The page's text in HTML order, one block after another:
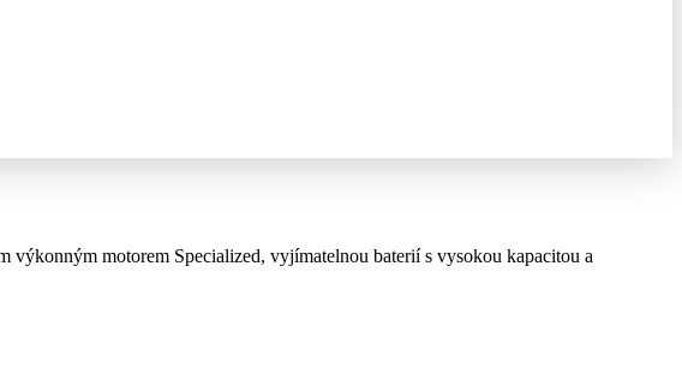
výkonným motorem Specialized, vyjímatelnou baterií s vysokou kapacitou a